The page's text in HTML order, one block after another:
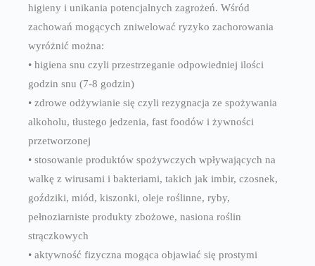
higieny i unikania potencjalnych zagrożeń. Wśród
zachowań mogących zniwelować ryzyko zachorowania
wyróżnić można:
• higiena snu czyli przestrzeganie odpowiedniej ilości
godzin snu (7-8 godzin)
• zdrowe odżywianie się czyli rezygnacja ze spożywania
alkoholu, tłustego jedzenia, fast foodów i żywności
przetworzonej
• stosowanie produktów spożywczych wpływających na
walkę z wirusami i bakteriami, takich jak imbir, czosnek,
goździki, miód, kiszonki, oleje roślinne, ryby,
pełnoziarniste produkty zbożowe, nasiona roślin
strączkowych
• aktywność fizyczna mogąca objawiać się prostymi